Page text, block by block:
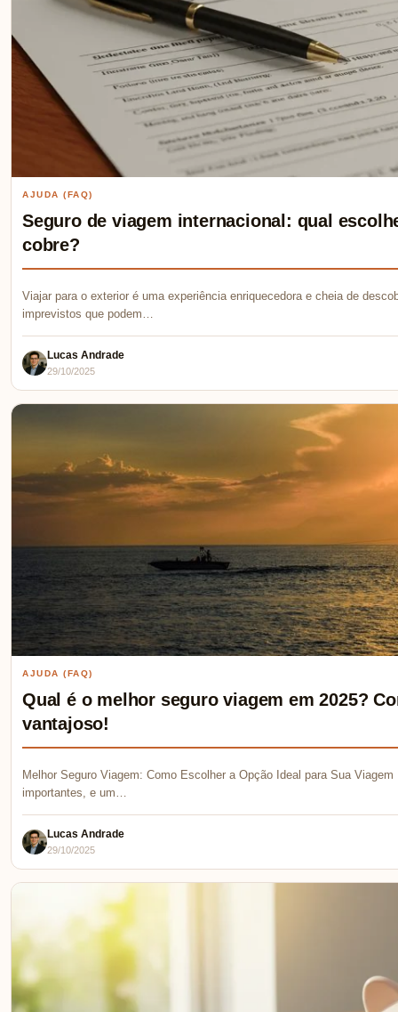
AJUDA (FAQ)
Seguro de viagem internacional: qual
cobre?
Viajar para o exterior é uma experiência enriquecedora e cheia de
imprevistos que podem…
Lucas Andrade
29/10/2025
AJUDA (FAQ)
Qual é o melhor seguro viagem em 2025?
vantajoso!
Melhor Seguro Viagem: Como Escolher a Opção Ideal para Sua
importantes, e um…
Lucas Andrade
29/10/2025